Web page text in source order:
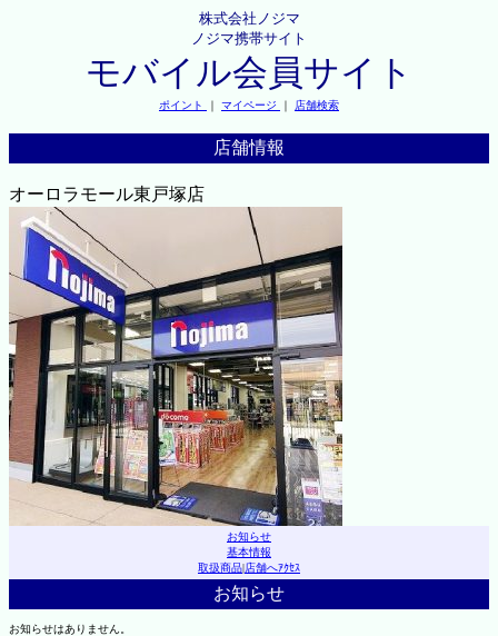
株式会社ノジマ
ノジマ携帯サイト
モバイル会員サイト
ポイント ｜ マイページ ｜ 店舗検索
店舗情報
オーロラモール東戸塚店
お知らせ
基本情報
取扱商品|店舗へｱｸｾｽ
お知らせ
お知らせはありません。